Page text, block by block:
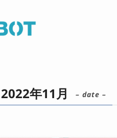
2022年11月 – date –